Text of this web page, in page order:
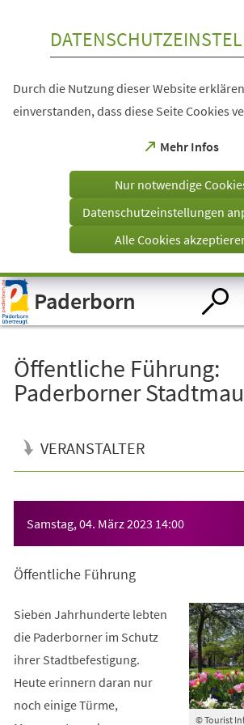
Visuelle
Assistenzsoftware
öffnen.
Durch die Nutzung dieser Website
einverstanden, dass diese Seite Cookies
Mehr Infos
(Öffnet
einem
Tab)
Nur notwendige
Datenschutzeinstellungen
Alle Cookies
Paderborn
Öffentliche Führung:
Paderborner
VERANSTALTER
Samstag, 04. März 2023 14:00
Öffentliche Führung
© Tourist
Sieben Jahrhunderte lebten
die Paderborner im Schutz
ihrer Stadtbefestigung.
Heute erinnern daran nur
noch einige Türme,